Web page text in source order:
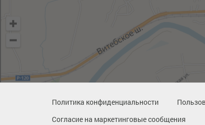
Политика конфиденциальности
Согласие на маркетинговые сообщения